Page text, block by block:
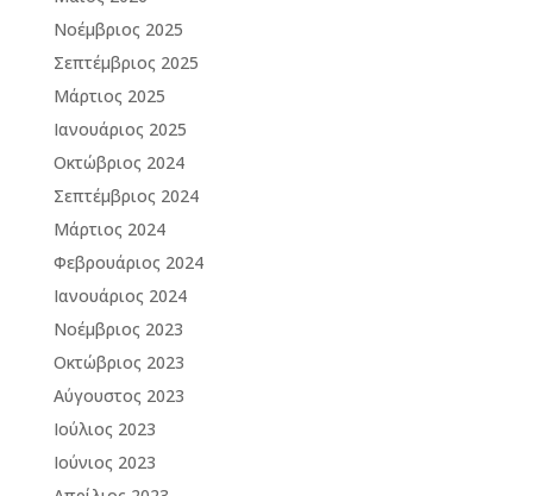
Νοέμβριος 2025
Σεπτέμβριος 2025
Μάρτιος 2025
Ιανουάριος 2025
Οκτώβριος 2024
Σεπτέμβριος 2024
Μάρτιος 2024
Φεβρουάριος 2024
Ιανουάριος 2024
Νοέμβριος 2023
Οκτώβριος 2023
Αύγουστος 2023
Ιούλιος 2023
Ιούνιος 2023